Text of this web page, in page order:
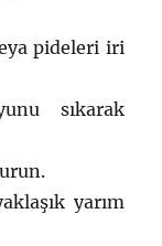
pideleri iri
sıkarak
yarım